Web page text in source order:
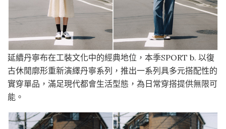
延續丹寧布在工裝文化中的經典地位，本季SPORT b. 以復
古休閒廓形重新演繹丹寧系列，推出一系列具多元搭配性的
實穿單品，滿足現代都會生活型態，為日常穿搭提供無限可
能。